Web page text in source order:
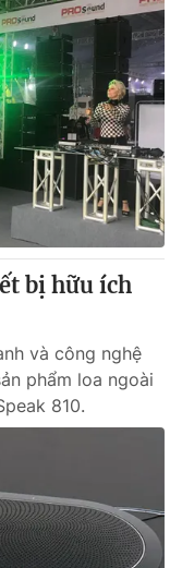
bị hữu ích
và công nghệ
phẩm loa ngoài
810.